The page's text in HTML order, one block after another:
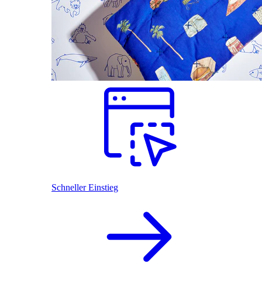
Schneller Einstieg